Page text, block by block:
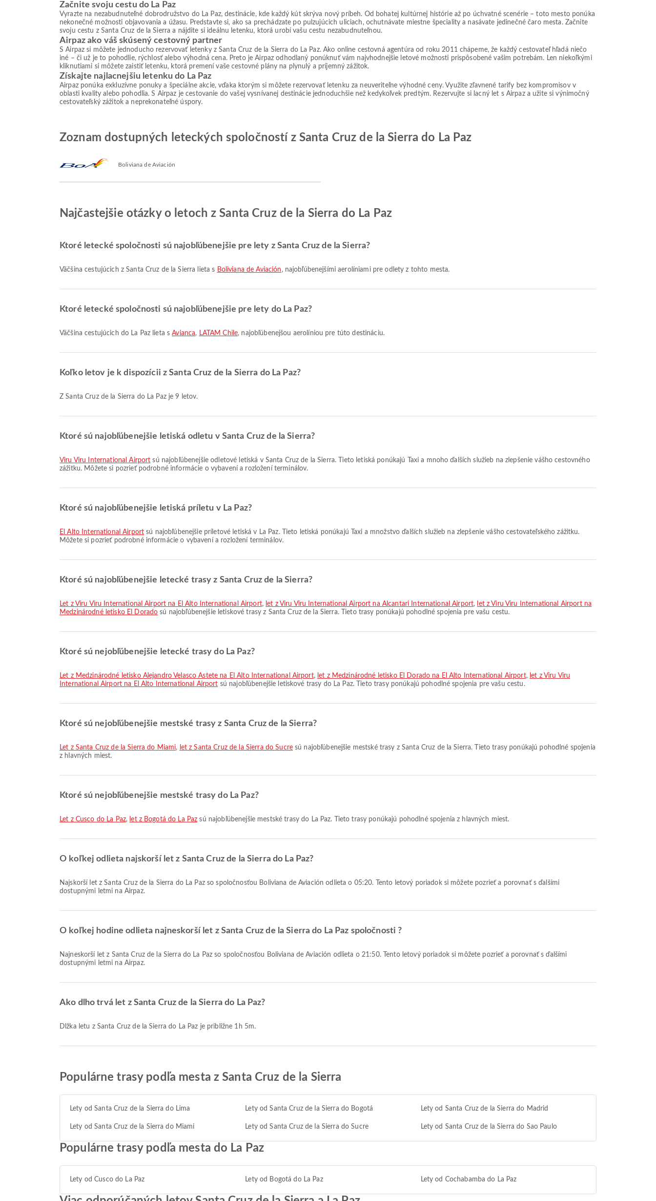
Začnite svoju cestu do La Paz
Vyrazte na nezabudnuteľné dobrodružstvo do La Paz, destinácie, kde každý kút skrýva nový príbeh. Od bohatej kultúrnej histórie až po úchvatné scenérie – toto mesto ponúka
nekonečné možnosti objavovania a úžasu. Predstavte si, ako sa prechádzate po pulzujúcich uliciach, ochutnávate miestne špeciality a nasávate jedinečné čaro mesta. Začnite
svoju cestu z Santa Cruz de la Sierra a nájdite si ideálnu letenku, ktorá urobí vašu cestu nezabudnuteľnou.
Airpaz ako váš skúsený cestovný partner
S Airpaz si môžete jednoducho rezervovať letenky z Santa Cruz de la Sierra do La Paz. Ako online cestovná agentúra od roku 2011 chápeme, že každý cestovateľ hľadá niečo
iné – či už je to pohodlie, rýchlosť alebo výhodná cena. Preto je Airpaz odhodlaný ponúknuť vám najvhodnejšie letové možnosti prispôsobené vašim potrebám. Len niekoľkými
kliknutiami si môžete zaistiť letenku, ktorá premení vaše cestovné plány na plynulý a príjemný zážitok.
Získajte najlacnejšiu letenku do La Paz
Airpaz ponúka exkluzívne ponuky a špeciálne akcie, vďaka ktorým si môžete rezervovať letenku za neuveriteľne výhodné ceny. Využite zľavnené tarify bez kompromisov v
oblasti kvality alebo pohodlia. S Airpaz je cestovanie do vašej vysnívanej destinácie jednoduchšie než kedykoľvek predtým. Rezervujte si lacný let s Airpaz a užite si výnimočný
cestovateľský zážitok a neprekonateľné úspory.
Zoznam dostupných leteckých spoločností z Santa Cruz de la Sierra do La Paz
Boliviana de Aviación
Najčastejšie otázky o letoch z Santa Cruz de la Sierra do La Paz
Ktoré letecké spoločnosti sú najobľúbenejšie pre lety z Santa Cruz de la Sierra?
Väčšina cestujúcich z Santa Cruz de la Sierra lieta s Boliviana de Aviación , najobľúbenejšími aerolíniami pre odlety z tohto mesta.
Ktoré letecké spoločnosti sú najobľúbenejšie pre lety do La Paz?
Väčšina cestujúcich do La Paz lieta sAvianca, LATAM Chile, najobľúbenejšou aerolíniou pre túto destináciu.
Koľko letov je k dispozícii z Santa Cruz de la Sierra do La Paz?
Z Santa Cruz de la Sierra do La Paz je 9 letov.
Ktoré sú najobľúbenejšie letiská odletu v Santa Cruz de la Sierra?
Viru Viru International Airport sú najobľúbenejšie odletové letiská v Santa Cruz de la Sierra. Tieto letiská ponúkajú Taxi a mnoho ďalších služieb na zlepšenie vášho cestovného
zážitku. Môžete si pozrieť podrobné informácie o vybavení a rozložení terminálov.
Ktoré sú najobľúbenejšie letiská príletu v La Paz?
El Alto International Airport sú najobľúbenejšie príletové letiská v La Paz. Tieto letiská ponúkajú Taxi a množstvo ďalších služieb na zlepšenie vášho cestovateľského zážitku.
Môžete si pozrieť podrobné informácie o vybavení a rozložení terminálov.
Ktoré sú najobľúbenejšie letecké trasy z Santa Cruz de la Sierra?
let z Viru Viru International Airport na El Alto International Airport, let z Viru Viru International Airport na Alcantari International Airport, let z Viru Viru International Airport na
Medzinárodné letisko El Dorado sú najobľúbenejšie letiskové trasy z Santa Cruz de la Sierra. Tieto trasy ponúkajú pohodlné spojenia pre vašu cestu.
Ktoré sú nejobľúbenejšie letecké trasy do La Paz?
let z Medzinárodné letisko Alejandro Velasco Astete na El Alto International Airport, let z Medzinárodné letisko El Dorado na El Alto International Airport, let z Viru Viru
International Airport na El Alto International Airport sú najobľúbenejšie letiskové trasy do La Paz. Tieto trasy ponúkajú pohodlné spojenia pre vašu cestu.
Ktoré sú nejobľúbenejšie mestské trasy z Santa Cruz de la Sierra?
let z Santa Cruz de la Sierra do Miami, let z Santa Cruz de la Sierra do Sucresú najobľúbenejšie mestské trasy z Santa Cruz de la Sierra. Tieto trasy ponúkajú pohodlné spojenia
z hlavných miest.
Ktoré sú nejobľúbenejšie mestské trasy do La Paz?
let z Cusco do La Paz, let z Bogotá do La Paz sú najobľúbenejšie mestské trasy do La Paz. Tieto trasy ponúkajú pohodlné spojenia z hlavných miest.
O koľkej odlieta najskorší let z Santa Cruz de la Sierra do La Paz?
Najskorší let z Santa Cruz de la Sierra do La Paz so spoločnosťou Boliviana de Aviación odlieta o 05:20. Tento letový poriadok si môžete pozrieť a porovnať s ďalšími
dostupnými letmi na Airpaz.
O koľkej hodine odlieta najneskorší let z Santa Cruz de la Sierra do La Paz spoločnosti ?
Najneskorší let z Santa Cruz de la Sierra do La Paz so spoločnosťou Boliviana de Aviación odlieta o 21:50. Tento letový poriadok si môžete pozrieť a porovnať s ďalšími
dostupnými letmi na Airpaz.
Ako dlho trvá let z Santa Cruz de la Sierra do La Paz?
Dĺžka letu z Santa Cruz de la Sierra do La Paz je približne 1h 5m.
Populárne trasy podľa mesta z Santa Cruz de la Sierra
Lety od Santa Cruz de la Sierra do Lima Lety od Santa Cruz de la Sierra do Bogotá Lety od Santa Cruz de la Sierra do Madrid
Lety od Santa Cruz de la Sierra do Miami Lety od Santa Cruz de la Sierra do Sucre Lety od Santa Cruz de la Sierra do Sao Paulo
Populárne trasy podľa mesta do La Paz
Lety od Cusco do La Paz Lety od Bogotá do La Paz Lety od Cochabamba do La Paz